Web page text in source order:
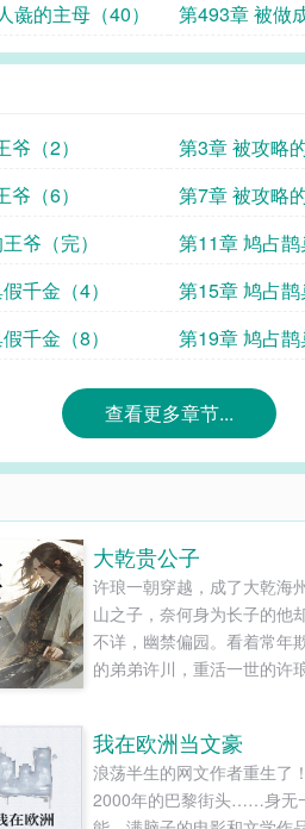
彘的主母（40） 第493章 被做
（2） 第3章 被攻略
（6） 第7章 被攻略
爷（完） 第11章 鸠占鹊
千金（4） 第15章 鸠占鹊
千金（8） 第19章 鸠占鹊
查看更多章节...
大乾贵公子
许琅一朝穿越，成了大乾海
山之子，奈何身为长子的他
不详，幽禁偏园。看着常年
的弟弟许川，重活一世的许
仕途...你所享受的一切，以后
来享受！表面上他是许府二
乾皇朝有史以来最年轻的冠
我在欧洲当文豪
浪荡半生的网文作者重生了
2000年的巴黎街头……身无